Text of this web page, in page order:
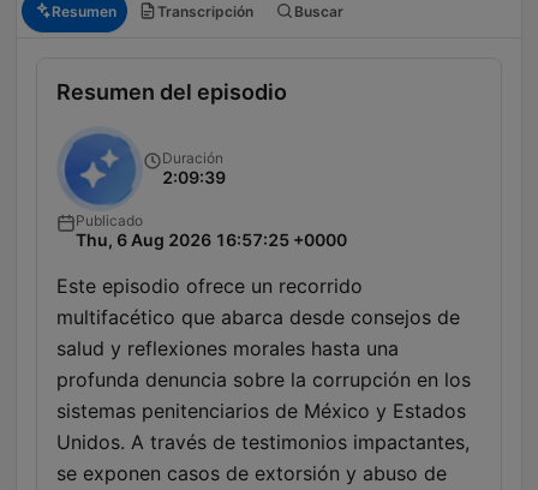
Resumen Transcripción Buscar
Resumen del episodio
Duración
2:09:39
Publicado
Thu, 6 Aug 2026 16:57:25 +0000
Este episodio ofrece un recorrido
multifacético que abarca desde consejos de
salud y reflexiones morales hasta una
profunda denuncia sobre la corrupción en los
sistemas penitenciarios de México y Estados
Unidos. A través de testimonios impactantes,
se exponen casos de extorsión y abuso de